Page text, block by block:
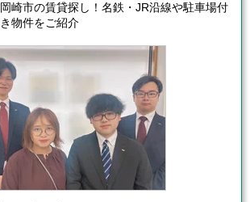
岡崎市の賃貸探し！名鉄・JR沿線や駐車場付
き物件をご紹介